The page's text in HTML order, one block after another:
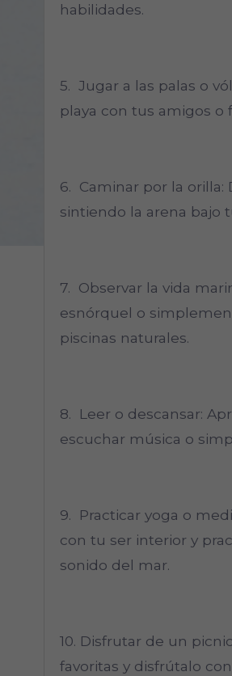
habilidades.
5. Jugar a las palas o
playa con tus amigos o
6. Caminar por la orilla:
sintiendo la arena bajo
7. Observar la vida
esnórquel o
piscinas naturales.
8. Leer o descansar:
escuchar música o
9. Practicar yoga o
con tu ser interior y
sonido del mar.
10. Disfrutar de un
favoritas y disfrútalo